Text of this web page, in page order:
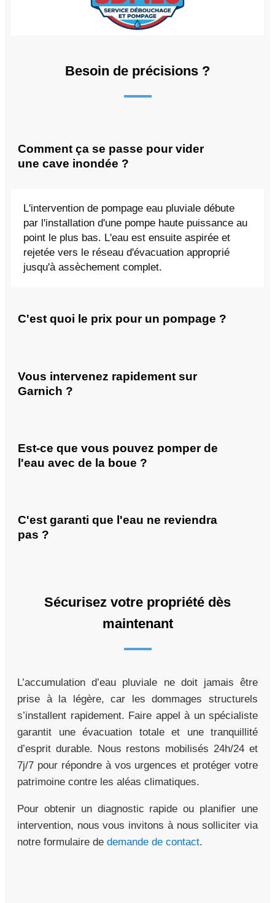
Besoin de précisions ?
Comment ça se passe pour vider
une cave inondée ?
L'intervention de pompage eau pluviale débute
par l'installation d'une pompe haute puissance au
point le plus bas. L'eau est ensuite aspirée et
rejetée vers le réseau d'évacuation approprié
jusqu'à assèchement complet.
C'est quoi le prix pour un pompage ?
Vous intervenez rapidement sur
Garnich ?
Est-ce que vous pouvez pomper de
l'eau avec de la boue ?
C'est garanti que l'eau ne reviendra
pas ?
Sécurisez votre propriété dès
maintenant
L’accumulation d’eau pluviale ne doit jamais être
prise à la légère, car les dommages structurels
s’installent rapidement. Faire appel à un spécialiste
garantit une évacuation totale et une tranquillité
d’esprit durable. Nous restons mobilisés 24h/24 et
7j/7 pour répondre à vos urgences et protéger votre
patrimoine contre les aléas climatiques.
Pour obtenir un diagnostic rapide ou planifier une
intervention, nous vous invitons à nous solliciter via
notre formulaire de demande de contact.